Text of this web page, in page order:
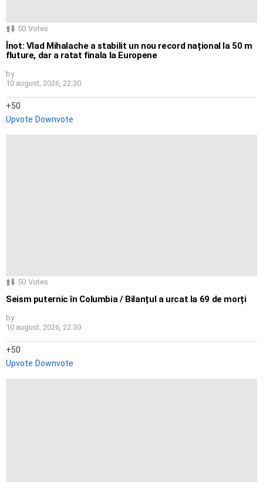
50 Votes
Înot: Vlad Mihalache a stabilit un nou record național la 50 m
fluture, dar a ratat finala la Europene
by
10 august, 2026, 22:30
50
Upvote Downvote
50 Votes
Seism puternic în Columbia / Bilanțul a urcat la 69 de morți
by
10 august, 2026, 22:30
50
Upvote Downvote